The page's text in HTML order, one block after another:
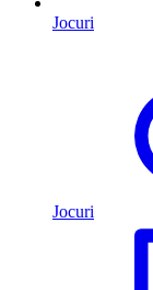
Jocuri
Jocuri